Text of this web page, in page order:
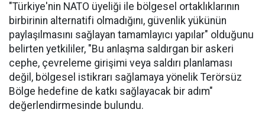
"Türkiye'nin NATO üyeliği ile bölgesel ortaklıklarının
birbirinin alternatifi olmadığını, güvenlik yükünün
paylaşılmasını sağlayan tamamlayıcı yapılar" olduğunu
belirten yetkililer, "Bu anlaşma saldırgan bir askeri
cephe, çevreleme girişimi veya saldırı planlaması
değil, bölgesel istikrarı sağlamaya yönelik Terörsüz
Bölge hedefine de katkı sağlayacak bir adım"
değerlendirmesinde bulundu.